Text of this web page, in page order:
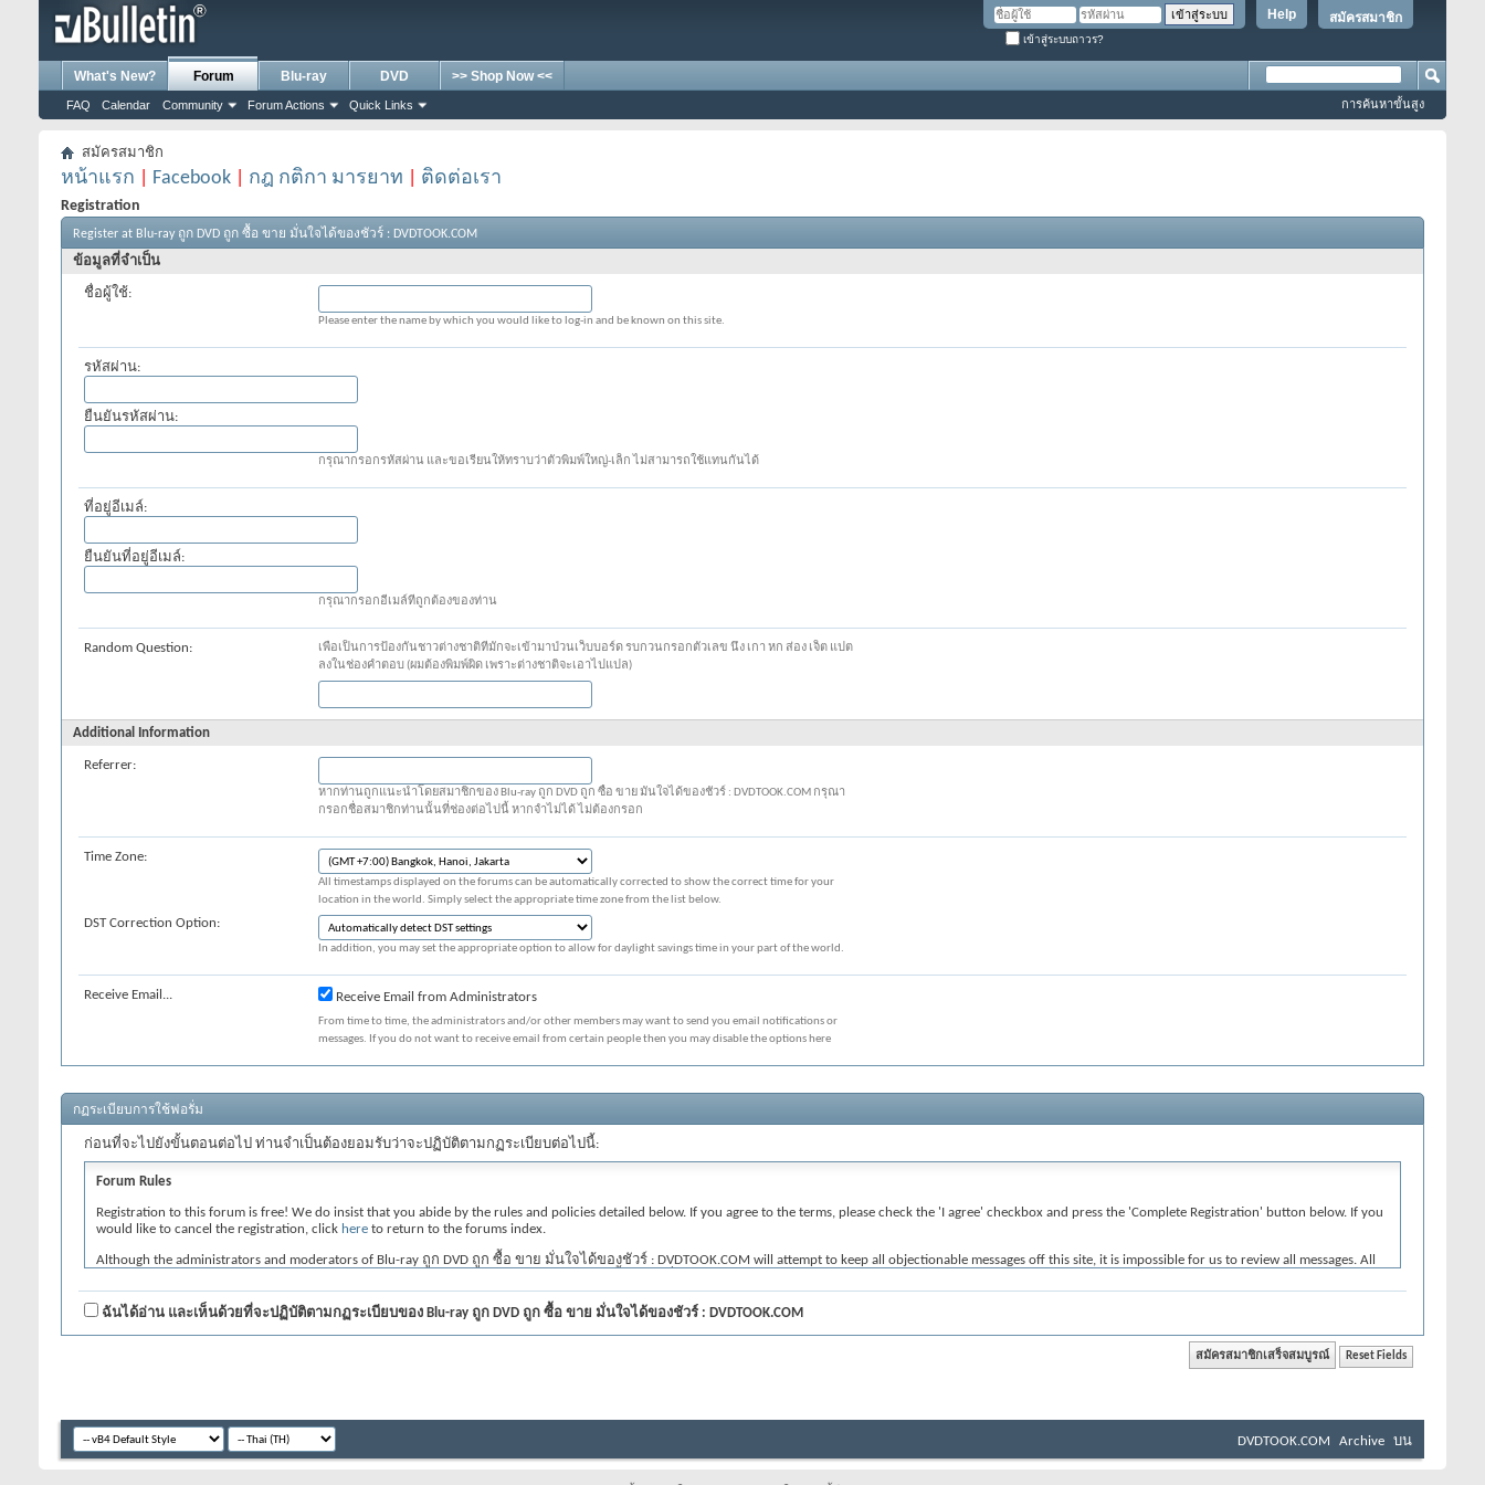
สมัครสมาชิก
Help
เข้าสู่ระบบถาวร?
What's New? Forum
FAQ Calendar Community Forum Actions Quick Links
Blu-ray DVD >> Shop Now <<
การค้นหาขั้นสูง
สมัครสมาชิก
หน้าแรก Facebook กฎ กติกา มารยาท ติดต่อเรา
Registration
Register at Blu-ray ถูก DVD ถูก ซื้อ ขาย มั่นใจได้ของชัวร์ : DVDTOOK.COM
ข้อมูลที่จำเป็น
ชื่อผู้ใช้:
Please enter the name by which you would like to log-in and be known on this site.
รหัสผ่าน:
ยืนยันรหัสผ่าน:
กรุณากรอกรหัสผ่าน และขอเรียนให้ทราบว่าตัวพิมพ์ใหญ่-เล็ก ไม่สามารถใช้แทนกันได้
ที่อยู่อีเมล์:
ยืนยันที่อยู่อีเมล์:
กรุณากรอกอีเมล์ที่ถูกต้องของท่าน
Random Question:
เพื่อเป็นการป้องกันชาวต่างชาติที่มักจะเข้ามาป่วนเว็บบอร์ด รบกวนกรอกตัวเลข นึ่ง เกา หก ส่อง เจ็ต แปต
ลงในช่องคำตอบ (ผมต้องพิมพ์ผิด เพราะต่างชาติจะเอาไปแปล)
Additional Information
Referrer:
หากท่านถูกแนะนำโดยสมาชิกของ Blu-ray ถูก DVD ถูก ซื้อ ขาย มั่นใจได้ของชัวร์ : DVDTOOK.COM กรุณา
กรอกชื่อสมาชิกท่านนั้นที่ช่องต่อไปนี้ หากจำไม่ได้ ไม่ต้องกรอก
Time Zone:
All timestamps displayed on the forums can be automatically corrected to show the correct time for your
location in the world. Simply select the appropriate time zone from the list below.
DST Correction Option:
In addition, you may set the appropriate option to allow for daylight savings time in your part of the world.
Receive Email... Receive Email from Administrators
From time to time, the administrators and/or other members may want to send you email notifications or
messages. If you do not want to receive email from certain people then you may disable the options here
กฏระเบียบการใช้ฟอรั่ม
ก่อนที่จะไปยังขั้นตอนต่อไป ท่านจำเป็นต้องยอมรับว่าจะปฏิบัติตามกฏระเบียบต่อไปนี้:
Forum Rules
Registration to this forum is free! We do insist that you abide by the rules and policies detailed below. If you agree to the terms, please check the 'I agree' checkbox and press the 'Complete Registration' button below. If you
would like to cancel the registration, click here to return to the forums index.
Although the administrators and moderators of Blu-ray ถูก DVD ถูก ซื้อ ขาย มั่นใจได้ของชัวร์ : DVDTOOK.COM will attempt to keep all objectionable messages off this site, it is impossible for us to review all messages. All
content of any message.
By agreeing to these rules, you warrant that you will not post any messages that are obscene, vulgar, sexually-oriented, hateful, threatening, or otherwise violative of any laws.
ฉันได้อ่าน และเห็นด้วยที่จะปฏิบัติตามกฏระเบียบของ Blu-ray ถูก DVD ถูก ซื้อ ขาย มั่นใจได้ของชัวร์ : DVDTOOK.COM
DVDTOOK.COM Archive บน